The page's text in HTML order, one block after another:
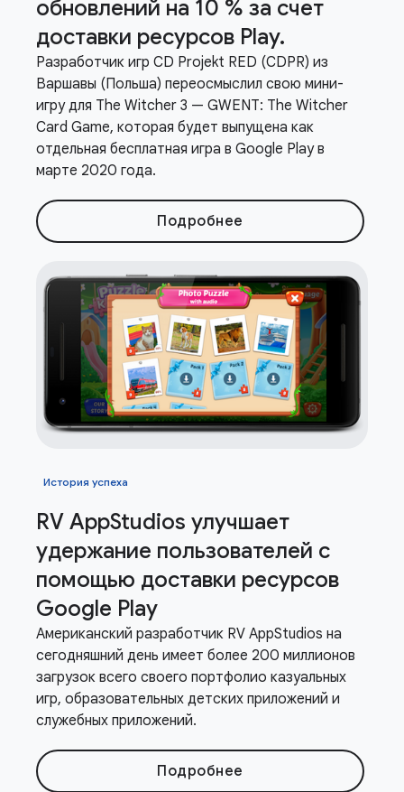
обновлений на 10 % за счет
доставки ресурсов Play.
Разработчик игр CD Projekt RED (CDPR) из
Варшавы (Польша) переосмыслил свою мини-
игру для The Witcher 3 — GWENT: The Witcher
Card Game, которая будет выпущена как
отдельная бесплатная игра в Google Play в
марте 2020 года.
Подробнее
История успеха
RV AppStudios улучшает
удержание пользователей с
помощью доставки ресурсов
Google Play
Американский разработчик RV AppStudios на
сегодняшний день имеет более 200 миллионов
загрузок всего своего портфолио казуальных
игр, образовательных детских приложений и
служебных приложений.
Подробнее